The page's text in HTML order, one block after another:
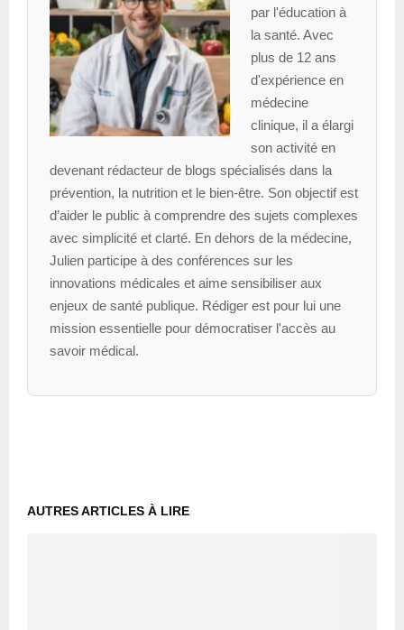
par l'éducation à
la santé. Avec
plus de 12 ans
d'expérience en
médecine
clinique, il a élargi
son activité en
devenant rédacteur de blogs spécialisés dans la
prévention, la nutrition et le bien-être. Son objectif est
d’aider le public à comprendre des sujets complexes
avec simplicité et clarté. En dehors de la médecine,
Julien participe à des conférences sur les
innovations médicales et aime sensibiliser aux
enjeux de santé publique. Rédiger est pour lui une
mission essentielle pour démocratiser l'accès au
savoir médical.
AUTRES ARTICLES À LIRE